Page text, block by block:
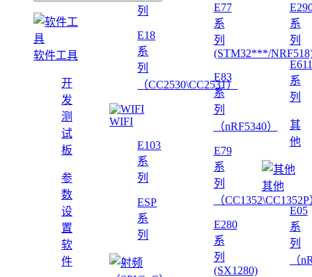
软件工具
开
发
测
试
板
参
数
设
置
软
件
列
E18
系
列
（CC2530\CC2531）
WIFI
E103
系
列
ESP
系
列
E77
系
列
(STM32***/
E83
系
列
（nRF5340）
E79
系
列
（
E280
系
列
(SX1280)
系
列
E611
系
列
其
他
其他
E05
系
列
（